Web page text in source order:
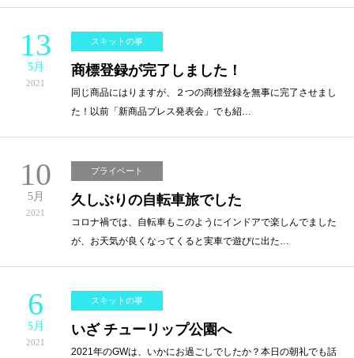
13
5月
2021
スキットの事
商標登録が完了しました！
同じ商品にはりますが、２つの商標登録を無事に完了させまし
た！以前「新商品プレス発表会」でも紹…
10
5月
2021
プライベート
久しぶりの自転車旅でした
コロナ禍では、自転車もこのようにインドアで楽しんでました
が、お天気が良くなってくると実車で遊びに出た…
6
5月
2021
スキットの事
いざ チューリップ公園へ
2021年のGWは、いかにお過ごしでしたか？本日の朝礼でも話